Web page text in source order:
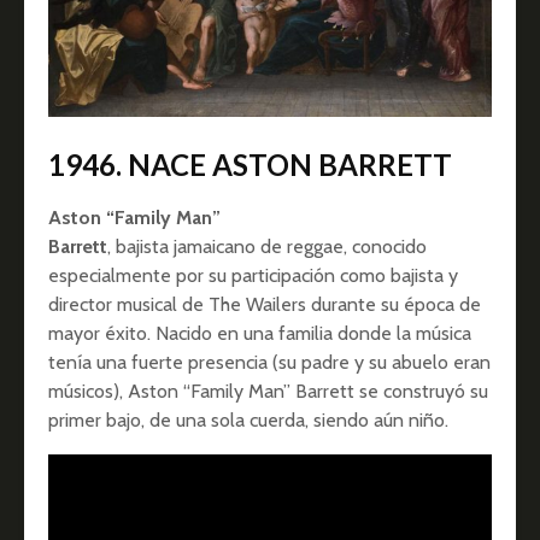
1946. NACE ASTON BARRETT
Aston “Family Man”
Barrett, bajista jamaicano de reggae, conocido
especialmente por su participación como bajista y
director musical de The Wailers durante su época de
mayor éxito. Nacido en una familia donde la música
tenía una fuerte presencia (su padre y su abuelo eran
músicos), Aston “Family Man” Barrett se construyó su
primer bajo, de una sola cuerda, siendo aún niño.